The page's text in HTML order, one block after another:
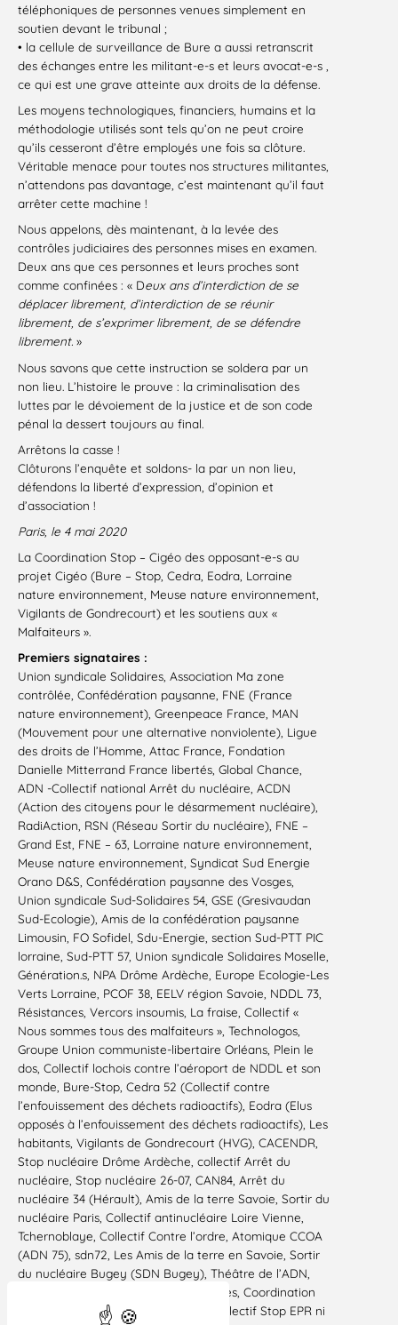
téléphoniques de personnes venues simplement en
soutien devant le tribunal ;
• la cellule de surveillance de Bure a aussi retranscrit
des échanges entre les militant-e-s et leurs avocat-e-s ,
ce qui est une grave atteinte aux droits de la défense.
Les moyens technologiques, financiers, humains et la
méthodologie utilisés sont tels qu’on ne peut croire
qu’ils cesseront d’être employés une fois sa clôture.
Véritable menace pour toutes nos structures militantes,
n’attendons pas davantage, c’est maintenant qu’il faut
arrêter cette machine !
Nous appelons, dès maintenant, à la levée des
contrôles judiciaires des personnes mises en examen.
Deux ans que ces personnes et leurs proches sont
comme confinées : « Deux ans d’interdiction de se
déplacer librement, d’interdiction de se réunir
librement, de s’exprimer librement, de se défendre
librement. »
Nous savons que cette instruction se soldera par un
non lieu. L’histoire le prouve : la criminalisation des
luttes par le dévoiement de la justice et de son code
pénal la dessert toujours au final.
Arrêtons la casse !
Clôturons l’enquête et soldons- la par un non lieu,
défendons la liberté d’expression, d’opinion et
d’association !
Paris, le 4 mai 2020
La Coordination Stop – Cigéo des opposant-e-s au
projet Cigéo (Bure – Stop, Cedra, Eodra, Lorraine
nature environnement, Meuse nature environnement,
Vigilants de Gondrecourt) et les soutiens aux «
Malfaiteurs ».
Premiers signataires :
Union syndicale Solidaires, Association Ma zone
contrôlée, Confédération paysanne, FNE (France
nature environnement), Greenpeace France, MAN
(Mouvement pour une alternative nonviolente), Ligue
des droits de l’Homme, Attac France, Fondation
Danielle Mitterrand France libertés, Global Chance,
ADN -Collectif national Arrêt du nucléaire, ACDN
(Action des citoyens pour le désarmement nucléaire),
RadiAction, RSN (Réseau Sortir du nucléaire), FNE –
Grand Est, FNE – 63, Lorraine nature environnement,
Meuse nature environnement, Syndicat Sud Energie
Orano D&S, Confédération paysanne des Vosges,
Union syndicale Sud-Solidaires 54, GSE (Gresivaudan
Sud-Ecologie), Amis de la confédération paysanne
Limousin, FO Sofidel, Sdu-Energie, section Sud-PTT PIC
lorraine, Sud-PTT 57, Union syndicale Solidaires Moselle,
Génération.s, NPA Drôme Ardèche, Europe Ecologie-Les
Verts Lorraine, PCOF 38, EELV région Savoie, NDDL 73,
Résistances, Vercors insoumis, La fraise, Collectif «
Nous sommes tous des malfaiteurs », Technologos,
Groupe Union communiste-libertaire Orléans, Plein le
dos, Collectif lochois contre l’aéroport de NDDL et son
monde, Bure-Stop, Cedra 52 (Collectif contre
l’enfouissement des déchets radioactifs), Eodra (Elus
opposés à l’enfouissement des déchets radioactifs), Les
habitants, Vigilants de Gondrecourt (HVG), CACENDR,
Stop nucléaire Drôme Ardèche, collectif Arrêt du
nucléaire, Stop nucléaire 26-07, CAN84, Arrêt du
nucléaire 34 (Hérault), Amis de la terre Savoie, Sortir du
nucléaire Paris, Collectif antinucléaire Loire Vienne,
Tchernoblaye, Collectif Contre l’ordre, Atomique CCOA
(ADN 75), sdn72, Les Amis de la terre en Savoie, Sortir
du nucléaire Bugey (SDN Bugey), Théâtre de l’ADN,
Collectif antinucléaire des Deux-Sèvres, Coordination
Stop Bugey, Sortir du nucléaire 41, collectif Stop EPR ni